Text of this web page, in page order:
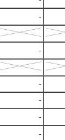
-
-
-
-
-
-